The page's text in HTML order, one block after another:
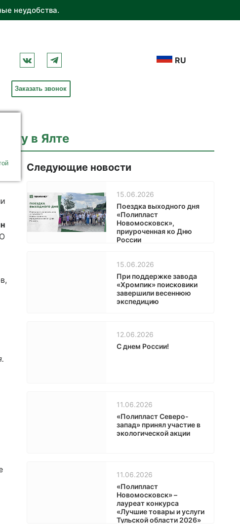
неудобства.
Заказать звонок
RU
в Ялте
Следующие новости
15.06.2026
Поездка выходного дня
«Полипласт
Новомосковск»,
приуроченная ко Дню
России
15.06.2026
При поддержке завода
«Хромпик» поисковики
завершили весеннюю
экспедицию
12.06.2026
С днем России!
11.06.2026
«Полипласт Северо-
запад» принял участие в
экологической акции
11.06.2026
«Полипласт
Новомосковск» –
лауреат конкурса
«Лучшие товары и услуги
Тульской области 2026»